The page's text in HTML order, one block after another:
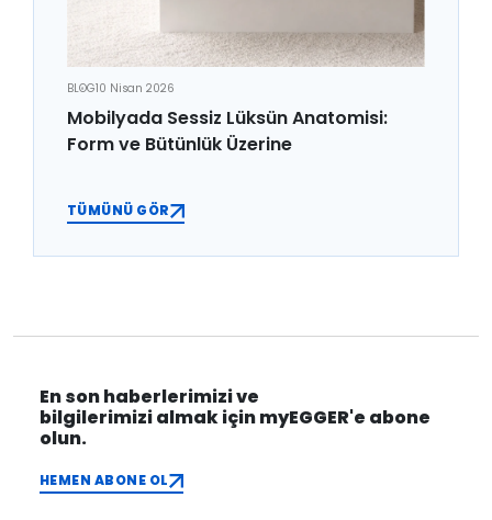
BLOG10 Nisan 2026
Mobilyada Sessiz Lüksün Anatomisi:
Form ve Bütünlük Üzerine
TÜMÜNÜ GÖR
En son haberlerimizi ve
bilgilerimizi almak için myEGGER'e abone
olun.
HEMEN ABONE OL